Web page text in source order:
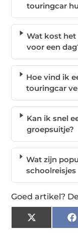
touringcar
Wat kost
voor een
Hoe vind ik
touringcar
Kan ik snel
groepsuitje?
Wat zijn
Goed artikel?
X
(Twitter)